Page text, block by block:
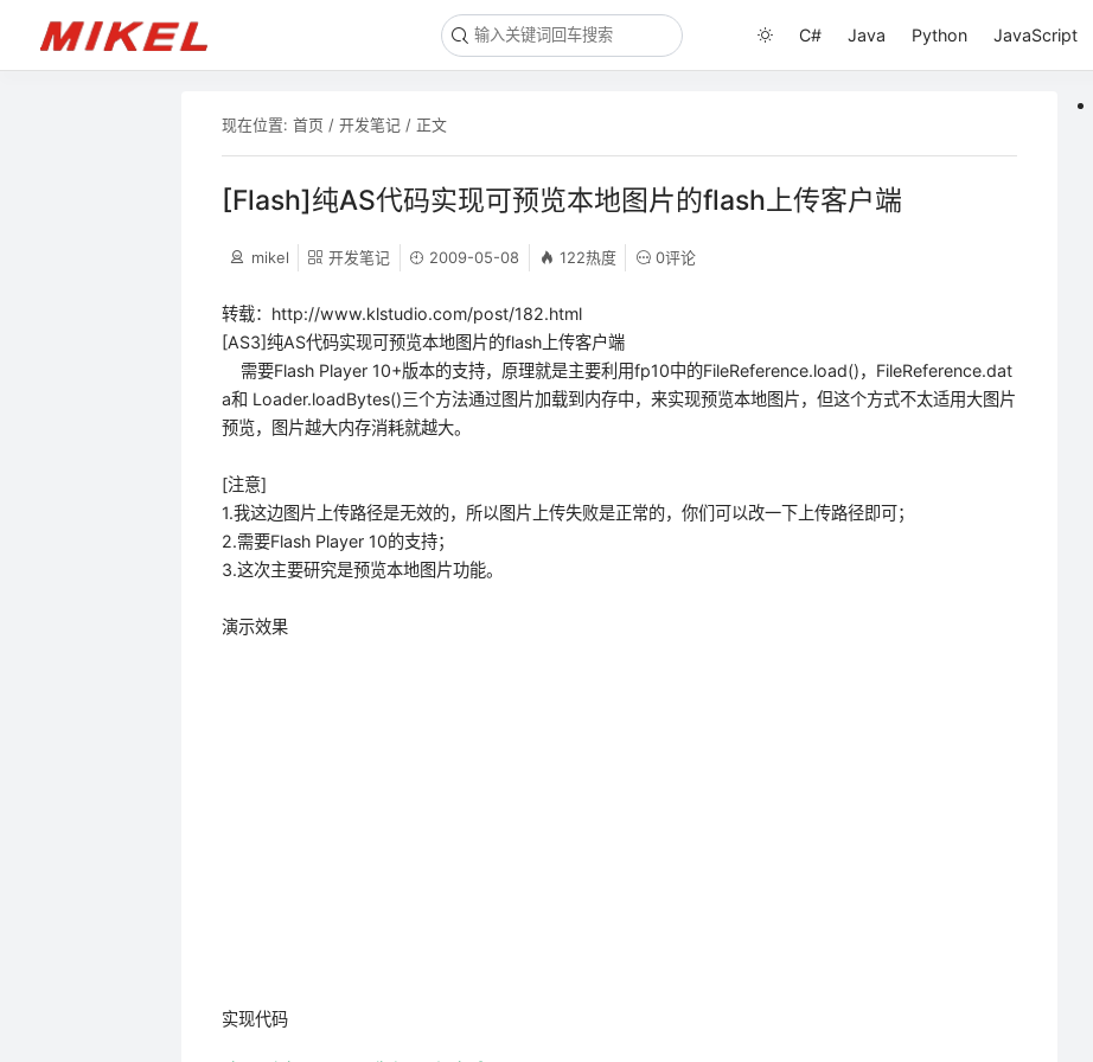
C# Java Python JavaScript
现在位置: 首页 / 开发笔记 / 正文
[Flash]纯AS代码实现可预览本地图片的flash上传客户端
mikel 开发笔记 2009-05-08 122热度 0评论
转载：http://www.klstudio.com/post/182.html
[AS3]纯AS代码实现可预览本地图片的flash上传客户端
需要Flash Player 10+版本的支持，原理就是主要利用fp10中的FileReference.load()，FileReference.dat
a和 Loader.loadBytes()三个方法通过图片加载到内存中，来实现预览本地图片，但这个方式不太适用大图片
预览，图片越大内存消耗就越大。
[注意]
1.我这边图片上传路径是无效的，所以图片上传失败是正常的，你们可以改一下上传路径即可；
2.需要Flash Player 10的支持；
3.这次主要研究是预览本地图片功能。
演示效果
实现代码